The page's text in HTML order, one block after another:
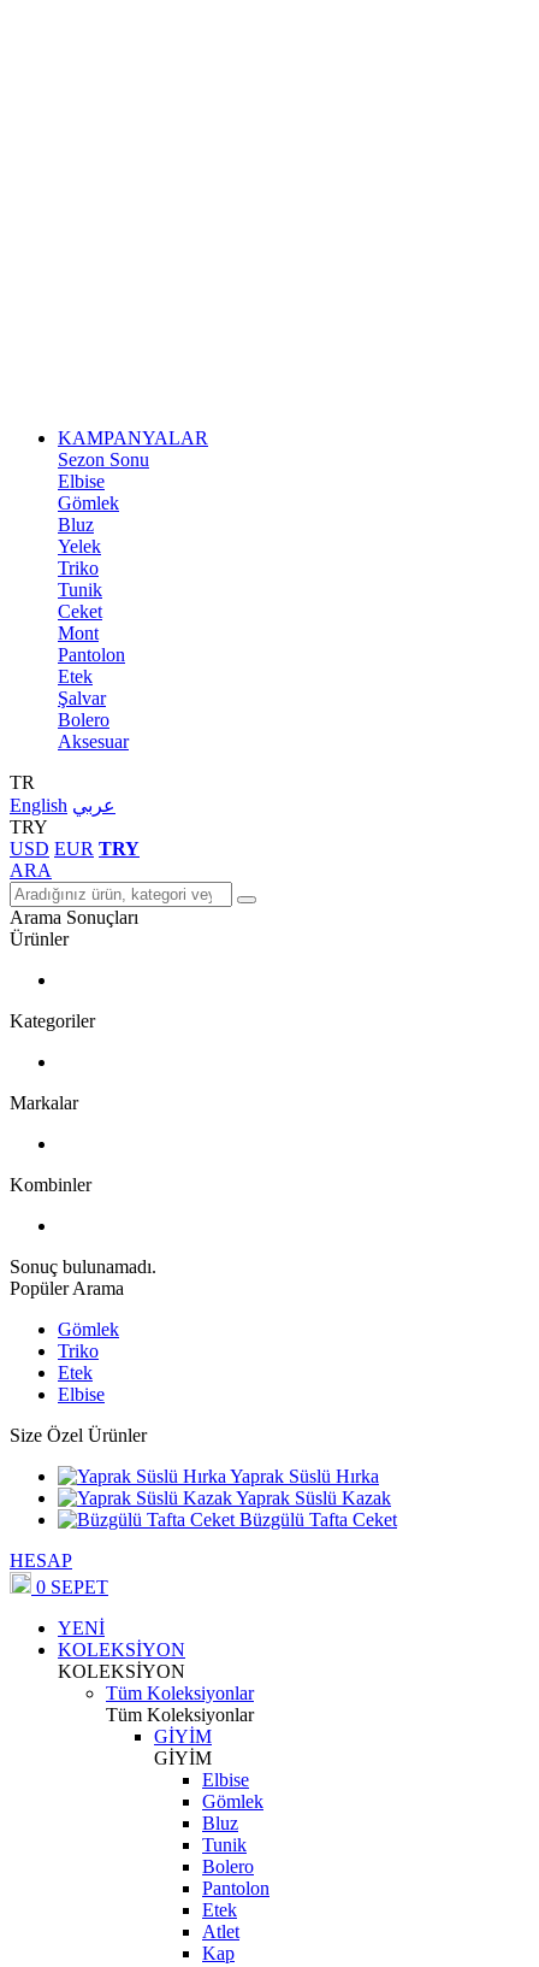
KAMPANYALAR
Sezon Sonu
Elbise
Gömlek
Bluz
Yelek
Triko
Tunik
Ceket
Mont
Pantolon
Etek
Şalvar
Bolero
Aksesuar
TR
English عربي
TRY
USD EUR TRY
ARA
Arama Sonuçları
Ürünler
Kategoriler
Markalar
Kombinler
Sonuç bulunamadı.
Popüler Arama
Gömlek
Triko
Etek
Elbise
Size Özel Ürünler
Yaprak Süslü Hırka
Yaprak Süslü Kazak
Büzgülü Tafta Ceket
HESAP
0 SEPET
YENİ
KOLEKSİYON
KOLEKSİYON
Tüm Koleksiyonlar
Tüm Koleksiyonlar
GİYİM
GİYİM
Elbise
Gömlek
Bluz
Tunik
Bolero
Pantolon
Etek
Atlet
Kap